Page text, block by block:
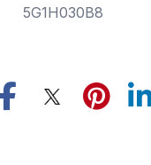
5G1H030B8